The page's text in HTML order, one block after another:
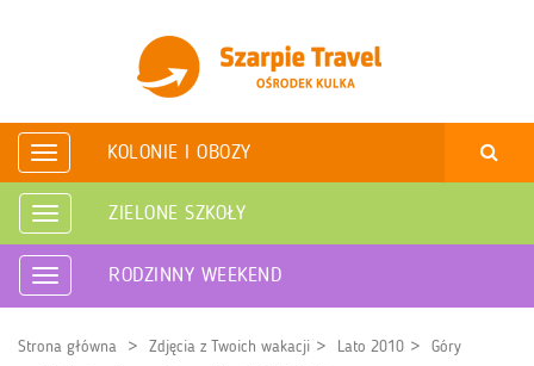
Rozwiń
nawigację
KOLONIE I OBOZY
Rozwiń
nawigację
ZIELONE SZKOŁY
Rozwiń
nawigację
RODZINNY WEEKEND
Strona główna Zdjęcia z Twoich wakacji Lato 2010
Góry